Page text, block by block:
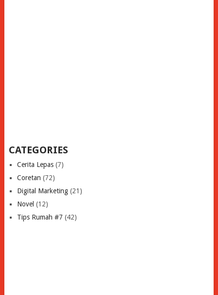
CATEGORIES
Cerita Lepas(7)
Coretan (72)
Digital Marketing(21)
Novel (12)
Tips Rumah #7 (42)